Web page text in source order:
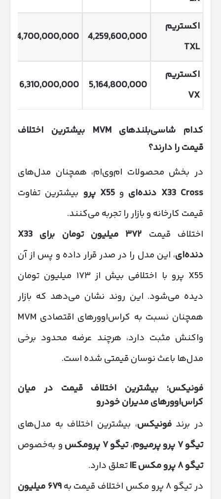
اکستریم
TXL
4,259,600,000
4,700,000,000
اکستریم
VX
5,164,800,000
6,310,000,000
کدام شاسی‌بلندهای MVM
بیشترین اختلاف
قیمت را دارند؟
در بخش محصولات ام‌وی‌ام، همچنان مدل‌های
X33 Cross دنده‌ای وX55 پرو بیشترین تفاوت
قیمت کارخانه و بازار را تجربه می‌کنند.
اختلاف قیمت ۳۷۲ میلیون تومان برای
دنده‌ای، این مدل را در صدر قرار داده و پس از آن
X55 پرو با اختلافی بیش از ۱۷۳ میلیون تومان
دیده می‌شود. این روند نشان می‌دهد که بازار
همچنان نسبت به کراس‌اوورهای اقتصادی MVM
واکنش مثبت دارد، هرچند عرضه محدود برخی
مدل‌ها باعث نوسان قیمتی شده است.
فونیکس؛ بیشترین اختلاف قیمت در میان
کراس‌اوورهای مدیران خودرو
در برندفونیکس، بیشترین اختلاف به مدل‌های
تیگو۷ پرو پرمیوم،تیگو۷ پرومکس و به‌خصوص
تیگو۸پرو مکسIE تعلق دارد.
در تیگو ۸ پرو مکس اختلاف قیمت به
۶۷۹ میلیون